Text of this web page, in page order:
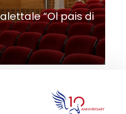
“Ol pais di